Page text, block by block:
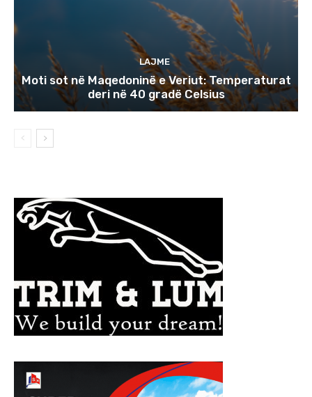
LAJME
Moti sot në Maqedoninë e Veriut: Temperaturat
deri në 40 gradë Celsius